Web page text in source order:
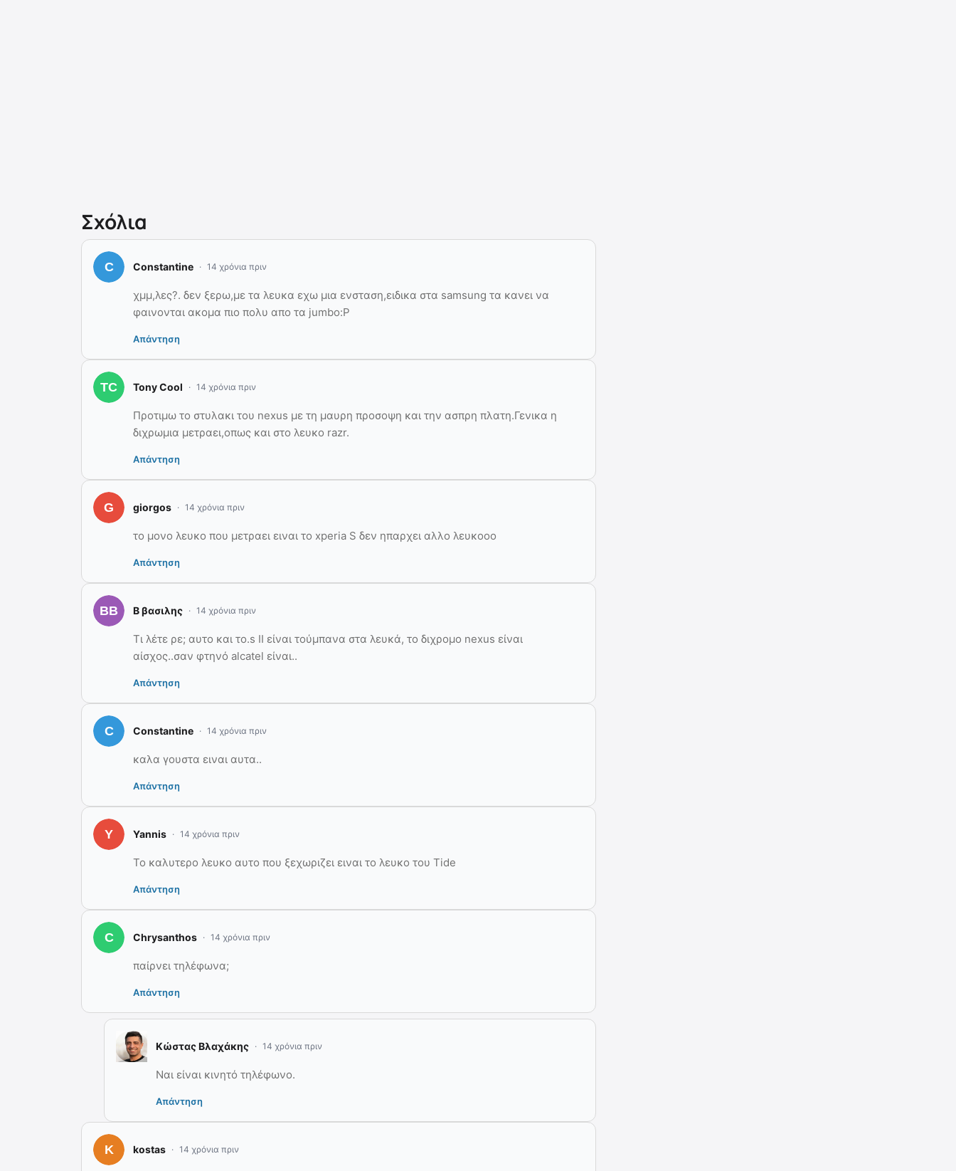
Σχόλια
Constantine 14 χρόνια πριν
χμμ,λες?. δεν ξερω,με τα λευκα εχω μια ενσταση,ειδικα στα samsung τα κανει να
φαινονται ακομα πιο πολυ απο τα jumbo:P
Απάντηση
Tony Cool 14 χρόνια πριν
Προτιμω το στυλακι του nexus με τη μαυρη προσοψη και την ασπρη πλατη.Γενικα η
διχρωμια μετραει,οπως και στο λευκο razr.
Απάντηση
giorgos 14 χρόνια πριν
το μονο λευκο που μετραει ειναι το xperia S δεν ηπαρχει αλλο λευκοοο
Απάντηση
Β βασιλης 14 χρόνια πριν
Τι λέτε ρε; αυτο και το.s ΙΙ είναι τούμπανα στα λευκά, το διχρομο nexus είναι
αίσχος..σαν φτηνό alcatel είναι..
Απάντηση
Constantine 14 χρόνια πριν
καλα γουστα ειναι αυτα..
Απάντηση
Yannis 14 χρόνια πριν
Το καλυτερο λευκο αυτο που ξεχωριζει ειναι το λευκο του Tide
Απάντηση
Chrysanthos 14 χρόνια πριν
παίρνει τηλέφωνα;
Απάντηση
Κώστας Βλαχάκης 14 χρόνια πριν
Ναι είναι κινητό τηλέφωνο.
Απάντηση
kostas 14 χρόνια πριν